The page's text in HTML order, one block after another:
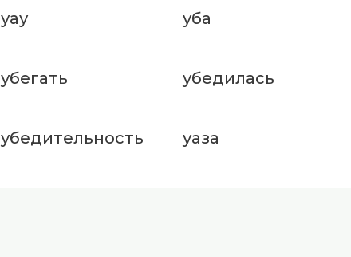
уау уба
убегать убедилась
убедительность уаза